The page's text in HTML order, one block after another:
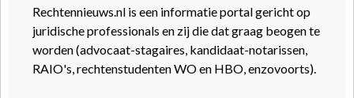
Rechtennieuws.nl is een informatie portal gericht op
juridische professionals en zij die dat graag beogen te
worden (advocaat-stagaires, kandidaat-notarissen,
RAIO's, rechtenstudenten WO en HBO, enzovoorts).